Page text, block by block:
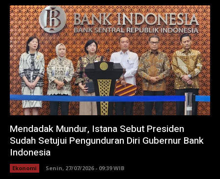
Mendadak Mundur, Istana Sebut Presiden
Sudah Setujui Pengunduran Diri Gubernur Bank
Indonesia
Ekonomi Senin, 27/07/2026 - 09:39 WIB